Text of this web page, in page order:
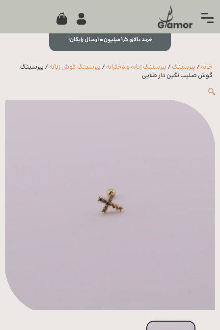
جستجو...
مجله
0
خرید بالای ۱,۵ میلیون = ارسال رایگان!
خانه / پیرسینگ / پیرسینگ زنانه و دخترانه / پیرسینگ گوش زنانه / پیرسینگ
گوش صلیب نگین دار طلایی
🔍